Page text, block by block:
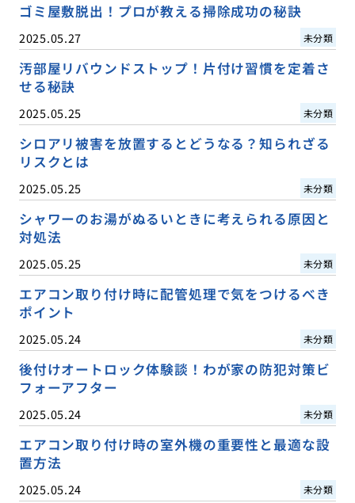
ゴミ屋敷脱出！プロが教える掃除成功の秘訣
2025.05.27 未分類
汚部屋リバウンドストップ！片付け習慣を定着さ
せる秘訣
2025.05.25 未分類
シロアリ被害を放置するとどうなる？知られざる
リスクとは
2025.05.25 未分類
シャワーのお湯がぬるいときに考えられる原因と
対処法
2025.05.25 未分類
エアコン取り付け時に配管処理で気をつけるべき
ポイント
2025.05.24 未分類
後付けオートロック体験談！わが家の防犯対策ビ
フォーアフター
2025.05.24 未分類
エアコン取り付け時の室外機の重要性と最適な設
置方法
2025.05.24 未分類